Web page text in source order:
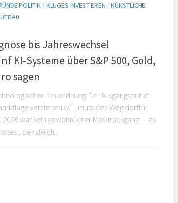
POLITIK /KLUGES INVESTIEREN /KÜNSTLICHE
bis Jahreswechsel
KI-Systeme über S&P 500, Gold,
sagen
Neuordnung: Der Ausgangspunkt
verstehen will, muss den Weg dorthin
2026 war kein gewöhnlicher Marktrückgang — es
der gleich...